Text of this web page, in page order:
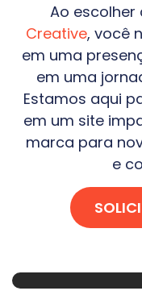
Ao escolher
Creative, você
em uma
em uma
Estamos aqui
em um site
marca para
e